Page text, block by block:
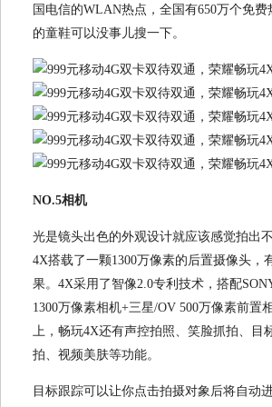
国电信的WLAN热点，全国有650万个免
的童鞋可以没事儿搜一下。
NO.5相机
光是镜头出色的外观设计就应该感觉拍出
4X搭载了一颗1300万像素的后置摄像头，
果。4X采用了智像2.0专利技术，搭配
1300万像素相机+三星/OV 500万像素前置
上，畅玩4X还有声控拍照、笑脸抓拍、目
拍、视频美肤等功能。
目标跟踪可以让你点击拍摄对象后将自动